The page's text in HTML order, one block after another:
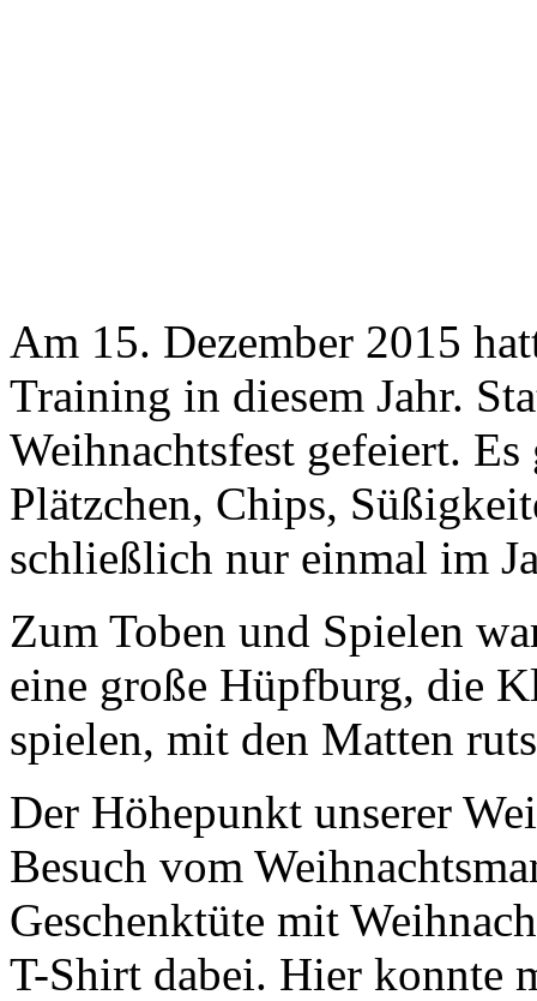
Am 15. Dezember 2015
Training in diesem Jahr.
Weihnachtsfest gefeiert.
Plätzchen, Chips,
schließlich nur einmal im
Zum Toben und Spielen
eine große Hüpfburg, die
spielen, mit den Matten
Der Höhepunkt unserer
Besuch vom
Geschenktüte mit
T-Shirt dabei. Hier konnte